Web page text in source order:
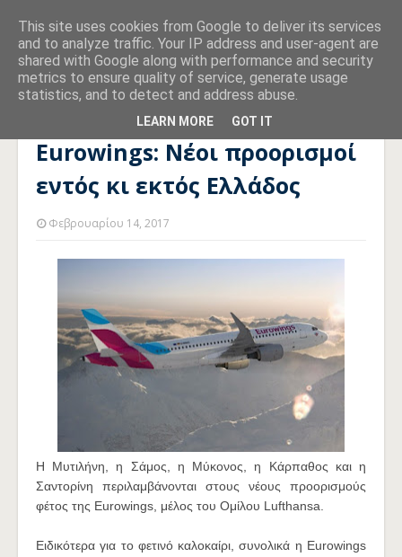
Αρχική σελίδα ΤΟΥΡΙΣΜΟΣ Eurowings: Νέοι προορισμοί
εντός κι εκτός Ελλάδος
Eurowings: Νέοι προορισμοί
εντός κι εκτός Ελλάδος
Φεβρουαρίου 14, 2017
Η Μυτιλήνη, η Σάμος, η Μύκονος, η Κάρπαθος και η
Σαντορίνη περιλαμβάνονται στους νέους προορισμούς
φέτος της Eurowings, μέλος του Ομίλου Lufthansa.
Ειδικότερα για το φετινό καλοκαίρι, συνολικά η Eurowings
This site uses cookies from Google to deliver its services
and to analyze traffic. Your IP address and user-agent are
shared with Google along with performance and security
metrics to ensure quality of service, generate usage
statistics, and to detect and address abuse.
LEARN MORE GOT IT